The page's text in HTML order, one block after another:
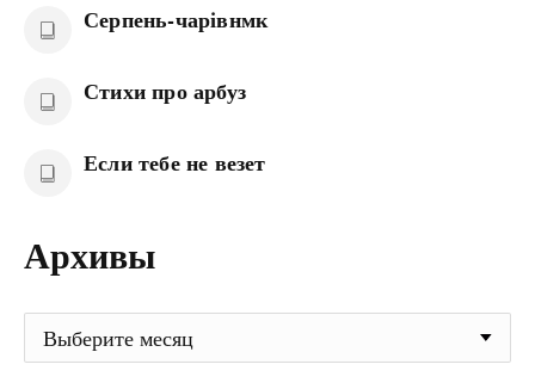
Серпень-чарівнмк
Стихи про арбуз
Если тебе не везет
Архивы
Архивы